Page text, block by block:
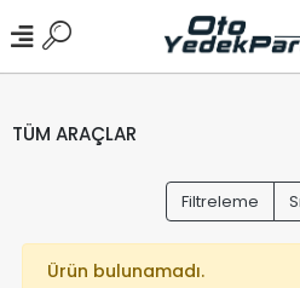
TÜM ARAÇLAR
Filtreleme
Ürün bulunamadı.